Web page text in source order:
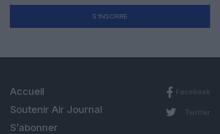
S'INSCRIRE
Accueil
Soutenir Air Journal
S’abonner